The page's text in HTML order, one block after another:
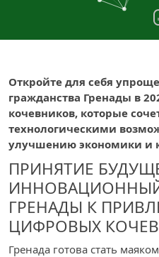
Откройте для себя
гражданства Гренады в
кочевников, которые
технологическими
улучшению экономики и
ПРИНЯТИЕ
ГРЕНАДЫ К
ЦИФРОВЫХ
Гренада готова стать